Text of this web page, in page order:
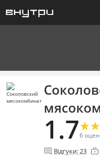
1.7★
★★
★
6
comment Відгуки:23 enterprise